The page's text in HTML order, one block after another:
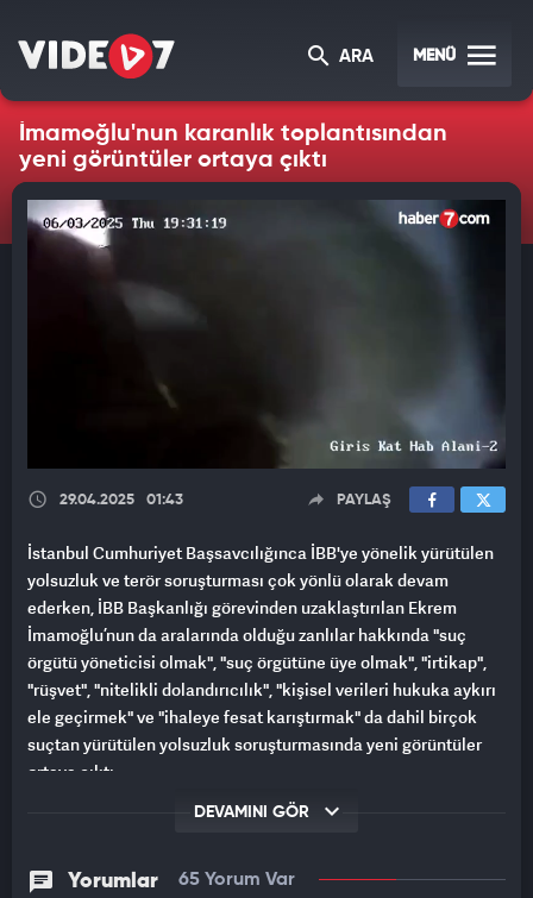
ARA MENÜ
İmamoğlu'nun karanlık toplantısından
yeni görüntüler ortaya çıktı
29.04.2025 01:43 PAYLAŞ
İstanbul Cumhuriyet Başsavcılığınca İBB'ye yönelik yürütülen
yolsuzluk ve terör soruşturması çok yönlü olarak devam
ederken, İBB Başkanlığı görevinden uzaklaştırılan Ekrem
İmamoğlu’nun da aralarında olduğu zanlılar hakkında "suç
örgütü yöneticisi olmak", "suç örgütüne üye olmak", "irtikap",
"rüşvet", "nitelikli dolandırıcılık", "kişisel verileri hukuka aykırı
ele geçirmek" ve "ihaleye fesat karıştırmak" da dahil birçok
suçtan yürütülen yolsuzluk soruşturmasında yeni görüntüler
ortaya çıktı.
İstanbul'da Adnan Çebi'ye ait otelde kritik görüşme öncesi iki
tarafından kaydedildi. Görüntülerin devamında Ekrem
DEVAMINI GÖR
Yorumlar 65 Yorum Var